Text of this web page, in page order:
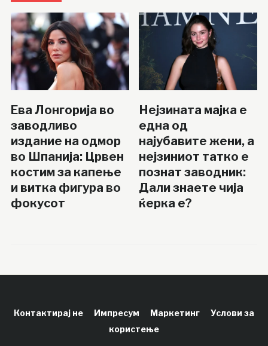
Ева Лонгорија во
заводливо
издание на одмор
во Шпанија: Црвен
костим за капење
и витка фигура во
фокусот
Нејзината мајка е
една од
најубавите жени, а
нејзиниот татко е
познат заводник:
Дали знаете чија
ќерка е?
Контактирај не Импресум Маркетинг
Услови за
користење